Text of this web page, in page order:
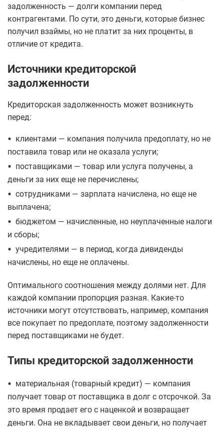
задолженность — долги компании перед
контрагентами. По сути, это деньги, которые бизнес
получил взаймы, но не платит за них проценты, в
отличие от кредита.
Источники кредиторской
задолженности
Кредиторская задолженность может возникнуть
перед:
• клиентами — компания получила предоплату, но не
поставила товар или не оказала услуги;
• поставщиками — товар или услуга получены, а
деньги за них еще не перечислены;
• сотрудниками — зарплата начислена, но еще не
выплачена;
• бюджетом — начисленные, но неуплаченные налоги
и сборы;
• учредителями — в период, когда дивиденды
начислены, но еще не оплачены.
Оптимального соотношения между долями нет. Для
каждой компании пропорция разная. Какие-то
источники могут отсутствовать, например, компания
все покупает по предоплате, поэтому задолженности
перед поставщиками не будет.
Типы кредиторской задолженности
• материальная (товарный кредит) — компания
получает товар от поставщика в долг с отсрочкой. За
это время продает его с наценкой и возвращает
деньги. Она не вкладывает свои деньги, но получает